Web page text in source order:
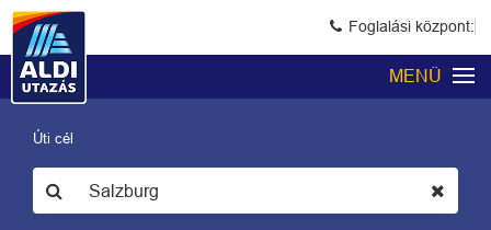
Foglalási központ:
MENÜ
Úti cél